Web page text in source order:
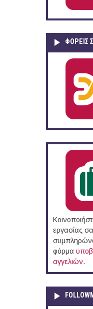
ΦΟΡΕΙΣ
εργασίας
φόρμα
αγγελιών.